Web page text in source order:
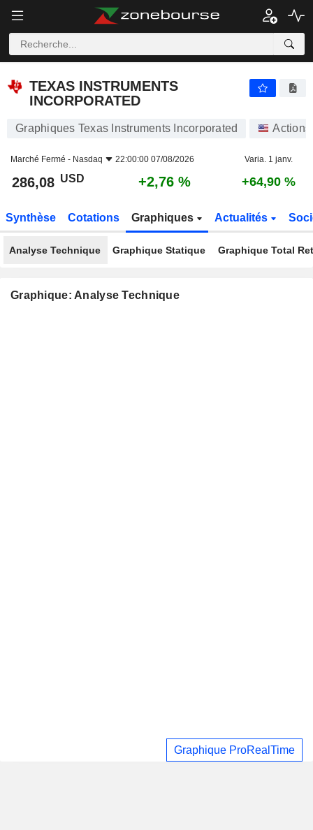
TEXAS INSTRUMENTS
INCORPORATED
Graphiques Texas Instruments Incorporated Actions
Marché Fermé - Nasdaq 22:00:00 07/08/2026 Varia. 1 janv.
286,08 USD +2,76 % +64,90 %
Synthèse Cotations Graphiques Actualités
Analyse Technique Graphique Statique Graphique Total
Graphique: Analyse Technique
Graphique ProRealTime